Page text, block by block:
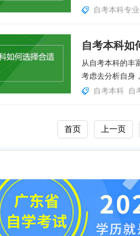
自考本科专业
自考本科如
从自考本科的丰
考虑去分析自身
自考本科 自
首页 上一页